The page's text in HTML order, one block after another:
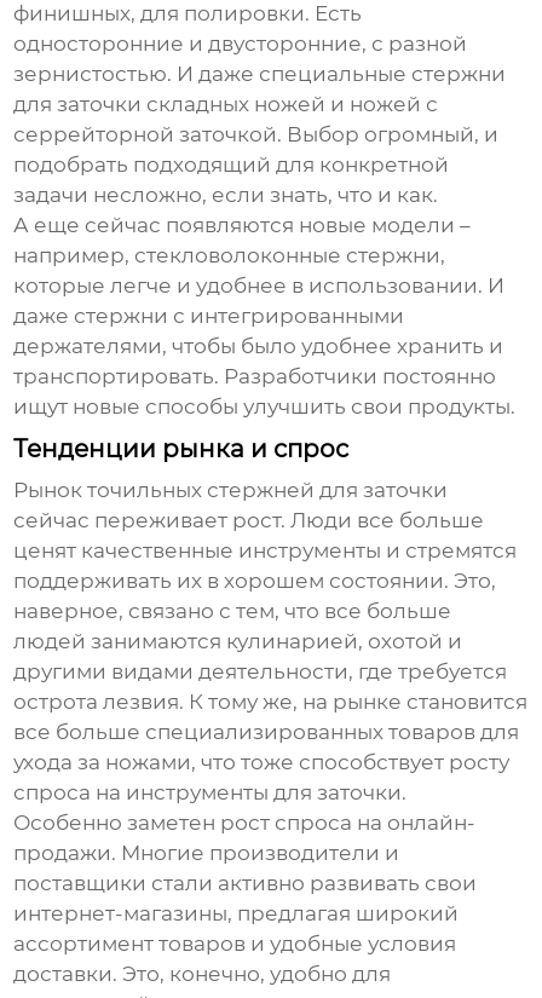
финишных, для полировки. Есть
односторонние и двусторонние, с разной
зернистостью. И даже специальные стержни
для заточки складных ножей и ножей с
серрейторной заточкой. Выбор огромный, и
подобрать подходящий для конкретной
задачи несложно, если знать, что и как.
А еще сейчас появляются новые модели –
например, стекловолоконные стержни,
которые легче и удобнее в использовании. И
даже стержни с интегрированными
держателями, чтобы было удобнее хранить и
транспортировать. Разработчики постоянно
ищут новые способы улучшить свои продукты.
Тенденции рынка и спрос
Рынокточильных стержней для заточки
сейчас переживает рост. Люди все больше
ценят качественные инструменты и стремятся
поддерживать их в хорошем состоянии. Это,
наверное, связано с тем, что все больше
людей занимаются кулинарией, охотой и
другими видами деятельности, где требуется
острота лезвия. К тому же, на рынке становится
все больше специализированных товаров для
ухода за ножами, что тоже способствует росту
спроса на инструменты для заточки.
Особенно заметен рост спроса на онлайн-
продажи. Многие производители и
поставщики стали активно развивать свои
интернет-магазины, предлагая широкий
ассортимент товаров и удобные условия
доставки. Это, конечно, удобно для